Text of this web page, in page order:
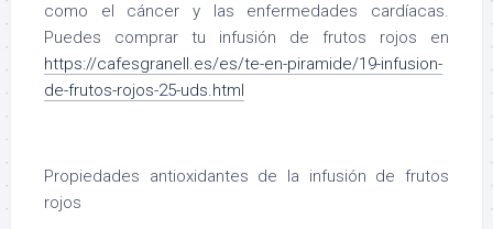
como el cáncer y las enfermedades cardíacas.
Puedes comprar tu infusión de frutos rojos en
https://cafesgranell.es/es/te-en-piramide/19-infusion-
de-frutos-rojos-25-uds.html
Propiedades antioxidantes de la infusión de frutos
rojos